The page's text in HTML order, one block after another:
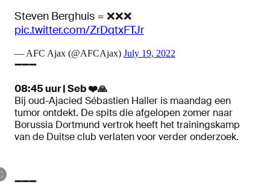
Steven Berghuis = ❌❌❌
pic.twitter.com/ZrDqtxFTJr
— AFC Ajax (@AFCAjax) July 19, 2022
➖➖➖
08:45 uur | Seb ❤️🙏
Bij oud-Ajacied Sébastien Haller is maandag een
tumor ontdekt. De spits die afgelopen zomer naar
Borussia Dortmund vertrok heeft het trainingskamp
van de Duitse club verlaten voor verder onderzoek.
➖➖➖